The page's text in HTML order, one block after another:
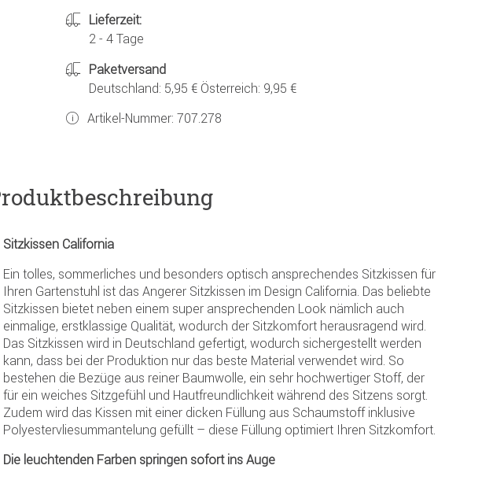
Lieferzeit:
2 - 4 Tage
Paketversand
Deutschland: 5,95 € Österreich: 9,95 €
Artikel-Nummer: 707.278
Sitzkissen California
Ein tolles, sommerliches und besonders optisch ansprechendes Sitzkissen für
Ihren Gartenstuhl ist das Angerer Sitzkissen im Design California. Das beliebte
Sitzkissen bietet neben einem super ansprechenden Look nämlich auch
einmalige, erstklassige Qualität, wodurch der Sitzkomfort herausragend wird.
Das Sitzkissen wird in Deutschland gefertigt, wodurch sichergestellt werden
kann, dass bei der Produktion nur das beste Material verwendet wird. So
bestehen die Bezüge aus reiner Baumwolle, ein sehr hochwertiger Stoff, der
für ein weiches Sitzgefühl und Hautfreundlichkeit während des Sitzens sorgt.
Zudem wird das Kissen mit einer dicken Füllung aus Schaumstoff inklusive
Polyestervliesummantelung gefüllt – diese Füllung optimiert Ihren Sitzkomfort.
Die leuchtenden Farben springen sofort ins Auge